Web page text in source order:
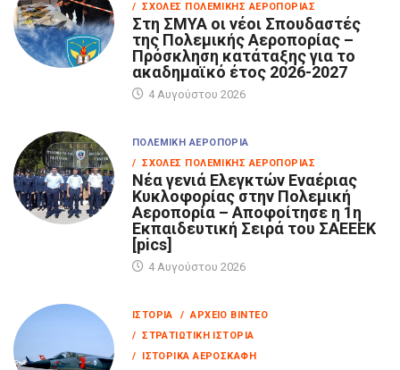
/ ΣΧΟΛΈΣ ΠΟΛΕΜΙΚΉΣ ΑΕΡΟΠΟΡΊΑΣ
Στη ΣΜΥΑ οι νέοι Σπουδαστές
της Πολεμικής Αεροπορίας –
Πρόσκληση κατάταξης για το
ακαδημαϊκό έτος 2026-2027
4 Αυγούστου 2026
ΠΟΛΕΜΙΚΉ ΑΕΡΟΠΟΡΊΑ
/ ΣΧΟΛΈΣ ΠΟΛΕΜΙΚΉΣ ΑΕΡΟΠΟΡΊΑΣ
Νέα γενιά Ελεγκτών Εναέριας
Κυκλοφορίας στην Πολεμική
Αεροπορία – Αποφοίτησε η 1η
Εκπαιδευτική Σειρά του ΣΑΕΕΕΚ
[pics]
4 Αυγούστου 2026
ΙΣΤΟΡΊΑ
/ ΑΡΧΕΊΟ ΒΊΝΤΕΟ
/ ΣΤΡΑΤΙΩΤΙΚΉ ΙΣΤΟΡΊΑ
/ ΙΣΤΟΡΙΚΆ ΑΕΡΟΣΚΆΦΗ